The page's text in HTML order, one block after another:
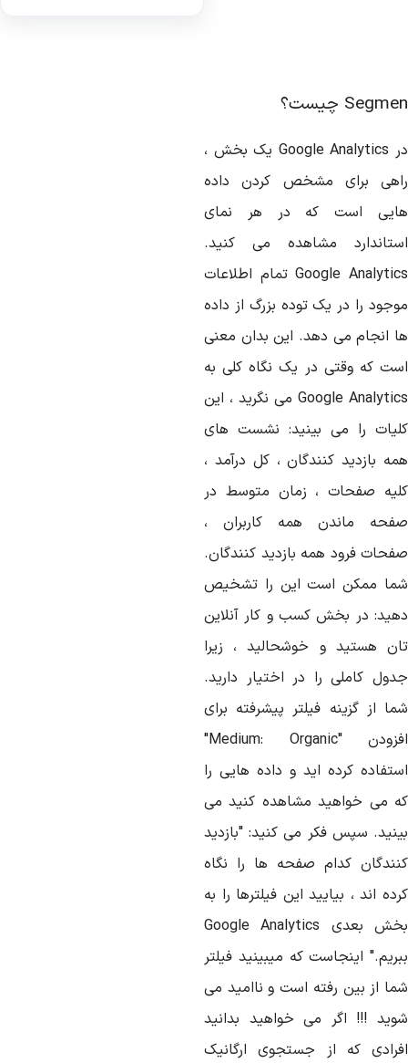
چیست؟
Google Analyticsیک بخش ،
برای مشخص کردن داده
است که در هر نمای
مشاهده می کنید.
Googleتمام اطلاعات
را در یک توده بزرگ از داده
انجام می دهد. این بدان معنی
که وقتی در یک نگاه کلی به
Googleمی نگرید ، این
را می بینید: نشست های
بازدید کنندگان ، کل درآمد ،
صفحات ، زمان متوسط ​​در
ماندن همه کاربران ،
فرود همه بازدید کنندگان.
ممکن است این را تشخیص
در بخش کسب و کار آنلاین
هستید و خوشحالید ، زیرا
کاملی را در اختیار دارید.
از گزینه فیلتر پیشرفته برای
Medium: Organic"
"
کرده اید و داده هایی را
می خواهید مشاهده کنید می
سپس فکر می کنید: "بازدید
کدام صفحه ها را نگاه
اند ، بیایید این فیلترها را به
بعدی Google Analytics
اینجاست که میبینید فیلتر
از بین رفته است و ناامید می
!!! اگر می خواهید بدانید
که از جستجوی ارگانیک